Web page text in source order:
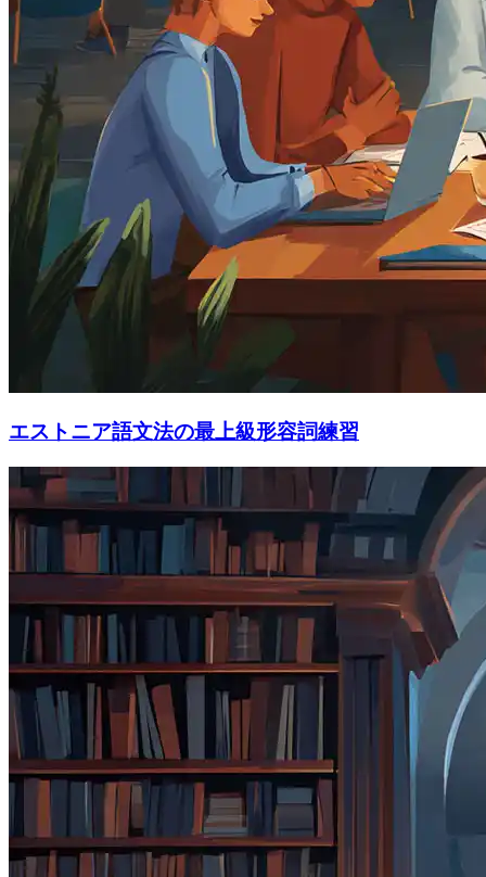
エストニア語文法の最上級形容詞練習